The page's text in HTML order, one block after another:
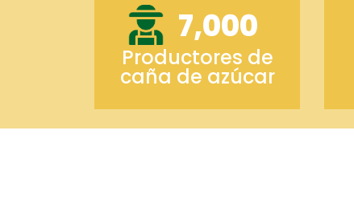
7,000
Productores de
caña de azúcar